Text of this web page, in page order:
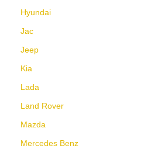
Hyundai
Jac
Jeep
Kia
Lada
Land Rover
Mazda
Mercedes Benz